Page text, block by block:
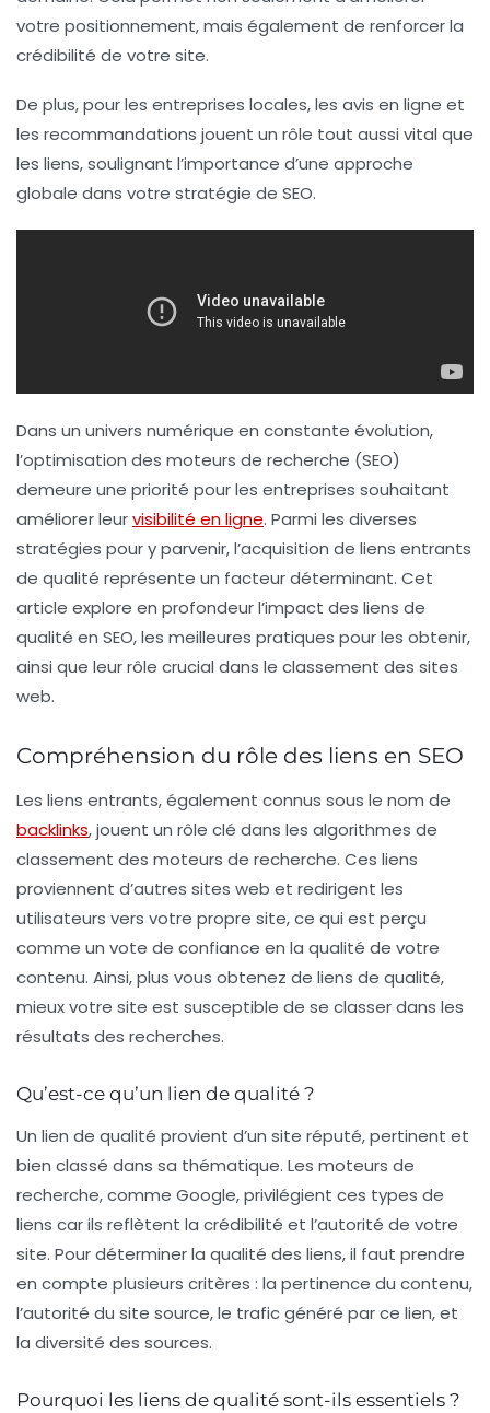
votre positionnement, mais également de renforcer la
crédibilité de votre site.
De plus, pour les entreprises locales, les avis en ligne et
les recommandations jouent un rôle tout aussi vital que
les liens, soulignant l’importance d’une approche
globale dans votre stratégie de SEO.
Dans un univers numérique en constante évolution,
l’optimisation des moteurs de recherche (SEO)
demeure une priorité pour les entreprises souhaitant
améliorer leurvisibilité en ligne. Parmi les diverses
stratégies pour y parvenir, l’acquisition de liens entrants
de qualité représente un facteur déterminant. Cet
article explore en profondeur l’impact des liens de
qualité en SEO, les meilleures pratiques pour les obtenir,
ainsi que leur rôle crucial dans le classement des sites
web.
Compréhension du rôle des liens en SEO
Les liens entrants, également connus sous le nom de
backlinks, jouent un rôle clé dans les algorithmes de
classement des moteurs de recherche. Ces liens
proviennent d’autres sites web et redirigent les
utilisateurs vers votre propre site, ce qui est perçu
comme un vote de confiance en la qualité de votre
contenu. Ainsi, plus vous obtenez de liens de qualité,
mieux votre site est susceptible de se classer dans les
résultats des recherches.
Qu’est-ce qu’un lien de qualité ?
Un lien de qualité provient d’un site réputé, pertinent et
bien classé dans sa thématique. Les moteurs de
recherche, comme Google, privilégient ces types de
liens car ils reflètent la crédibilité et l’autorité de votre
site. Pour déterminer la qualité des liens, il faut prendre
en compte plusieurs critères : la pertinence du contenu,
l’autorité du site source, le trafic généré par ce lien, et
la diversité des sources.
Pourquoi les liens de qualité sont-ils essentiels ?